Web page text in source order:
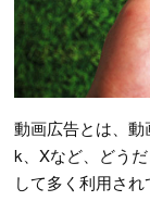
動画広告とは、
k、Xなど、どう
して多く利用され